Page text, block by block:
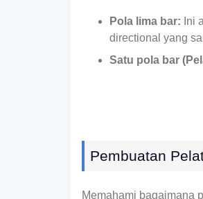
Pola lima bar: Ini
directional yang
Satu pola bar
Pembuatan
Memahami bagaimana